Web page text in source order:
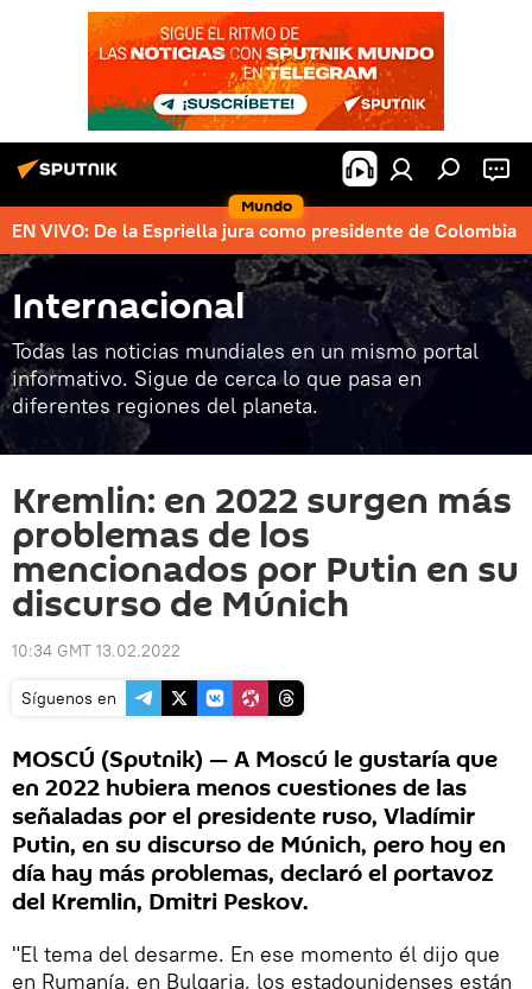
Mundo
EN VIVO: De la Espriella jura como presidente de Colombia
Internacional
Todas las noticias mundiales en un mismo portal
informativo. Sigue de cerca lo que pasa en
diferentes regiones del planeta.
Kremlin: en 2022 surgen más
problemas de los
mencionados por Putin en su
discurso de Múnich
10:34 GMT 13.02.2022
Síguenos en
MOSCÚ (Sputnik) — A Moscú le gustaría que
en 2022 hubiera menos cuestiones de las
señaladas por el presidente ruso, Vladímir
Putin, en su discurso de Múnich, pero hoy en
día hay más problemas, declaró el portavoz
del Kremlin, Dmitri Peskov.
"El tema del desarme. En ese momento él dijo que
en Rumanía, en Bulgaria, los estadounidenses están